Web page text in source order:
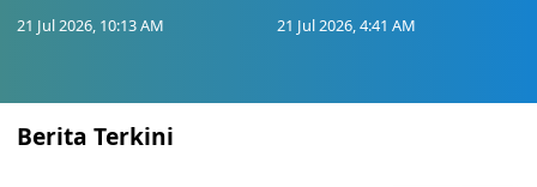
21 Jul 2026, 10:13 AM 21 Jul 2026, 4:41 AM
Berita Terkini